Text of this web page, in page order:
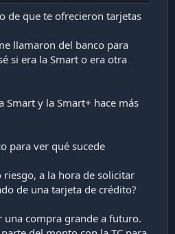
de que te ofrecieron tarjetas
llamaron del banco para
si era la Smart o era otra
Smart y la Smart+ hace más
para ver qué sucede
riesgo, a la hora de solicitar
de una tarjeta de crédito?
una compra grande a futuro.